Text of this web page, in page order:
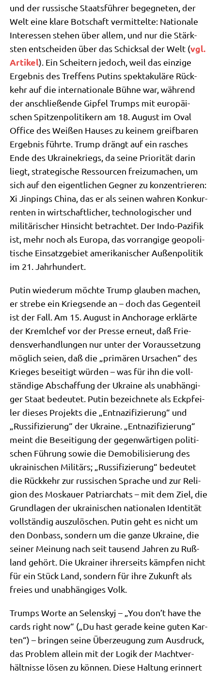
und der rus­si­sche Staats­füh­rer begeg­ne­ten, der
Welt eine kla­re Bot­schaft ver­mit­tel­te: Natio­na­le
Inter­es­sen ste­hen über allem, und nur die Stärk­
sten ent­schei­den über das Schick­sal der Welt (vgl.
Arti­kel). Ein Schei­tern jedoch, weil das ein­zi­ge
Ergeb­nis des Tref­fens Putins spek­ta­ku­lä­re Rück­
kehr auf die inter­na­tio­na­le Büh­ne war, wäh­rend
der anschlie­ßen­de Gip­fel Trumps mit euro­päi­
schen Spit­zen­po­li­ti­kern am 18. August im Oval
Office des Wei­ßen Hau­ses zu kei­nem greif­ba­ren
Ergeb­nis führ­te. Trump drängt auf ein rasches
Ende des Ukrai­ne­kriegs, da sei­ne Prio­ri­tät dar­in
liegt, stra­te­gi­sche Res­sour­cen frei­zu­ma­chen, um
sich auf den eigent­li­chen Geg­ner zu kon­zen­trie­ren:
Xi Jin­pings Chi­na, das er als sei­nen wah­ren Kon­kur­
ren­ten in wirt­schaft­li­cher, tech­no­lo­gi­scher und
mili­tä­ri­scher Hin­sicht betrach­tet. Der Indo-Pazi­fik
ist, mehr noch als Euro­pa, das vor­ran­gi­ge geo­po­li­
ti­sche Ein­satz­ge­biet ame­ri­ka­ni­scher Außen­po­li­tik
im 21. Jahrhundert.
Putin wie­der­um möch­te Trump glau­ben machen,
er stre­be ein Kriegs­en­de an – doch das Gegen­teil
ist der Fall. Am 15. August in Ancho­ra­ge erklär­te
der Kreml­chef vor der Pres­se erneut, daß Frie­
dens­ver­hand­lun­gen nur unter der Vor­aus­set­zung
mög­lich sei­en, daß die „pri­mä­ren Ursa­chen“ des
Krie­ges besei­tigt wür­den – was für ihn die voll­
stän­di­ge Abschaf­fung der Ukrai­ne als unab­hän­gi­
ger Staat bedeu­tet. Putin bezeich­ne­te als Eck­pfei­
ler die­ses Pro­jekts die „Ent­na­zi­fi­zie­rung“ und
„Rus­si­fi­zie­rung“ der Ukrai­ne. „Ent­na­zi­fi­zie­rung“
meint die Besei­ti­gung der gegen­wär­ti­gen poli­ti­
schen Füh­rung sowie die Demo­bi­li­sie­rung des
ukrai­ni­schen Mili­tärs; „Rus­si­fi­zie­rung“ bedeu­tet
die Rück­kehr zur rus­si­schen Spra­che und zur Reli­
gi­on des Mos­kau­er Patri­ar­chats – mit dem Ziel, die
Grund­la­gen der ukrai­ni­schen natio­na­len Iden­ti­tät
voll­stän­dig aus­zu­lö­schen. Putin geht es nicht um
den Don­bass, son­dern um die gan­ze Ukrai­ne, die
sei­ner Mei­nung nach seit tau­send Jah­ren zu Ruß­
land gehört. Die Ukrai­ner ihrer­seits kämp­fen nicht
für ein Stück Land, son­dern für ihre Zukunft als
frei­es und unab­hän­gi­ges Volk.
Trumps Wor­te an Selen­skyj – „You don’t have the
cards right now“ („Du hast gera­de kei­ne guten Kar­
ten“) – brin­gen sei­ne Über­zeu­gung zum Aus­druck,
das Pro­blem allein mit der Logik der Macht­ver­
hält­nis­se lösen zu kön­nen. Die­se Hal­tung erin­nert